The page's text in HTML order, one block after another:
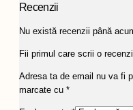
Recenzii
Nu există recenzii până
Fii primul care scrii o
Adresa ta de email nu va fi
marcate cu *